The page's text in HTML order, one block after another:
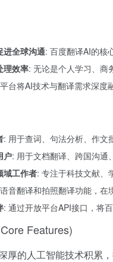
进全球沟通: 百度翻译AI的核
理效率: 无论是个人学习、商
台将AI技术与翻译需求深度
: 用于查词、句法分析、作文
户: 用于文档翻译、跨国沟通
域工作者: 专注于科技文献、
音翻译和拍照翻译功能，在
: 通过开放平台API接口，将
Features)
厚的人工智能技术积累